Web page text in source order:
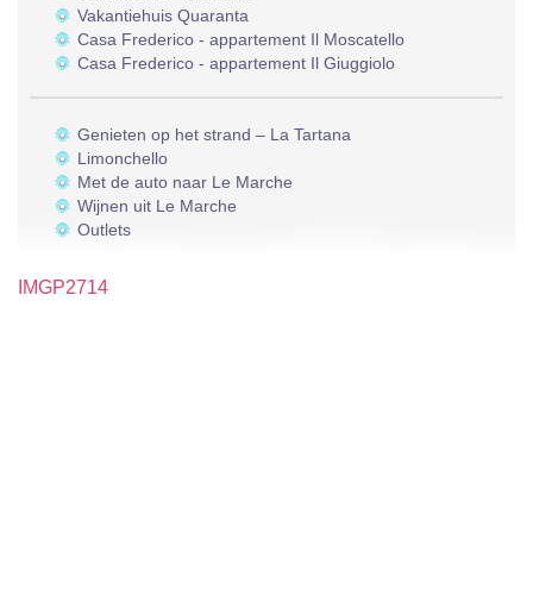
Vakantiehuis Quaranta
Casa Frederico - appartement Il Moscatello
Casa Frederico - appartement Il Giuggiolo
Genieten op het strand – La Tartana
Limonchello
Met de auto naar Le Marche
Wijnen uit Le Marche
Outlets
IMGP2714